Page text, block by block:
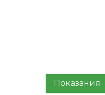
Показания